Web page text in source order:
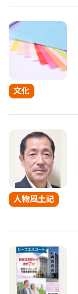
文化
人物風土記